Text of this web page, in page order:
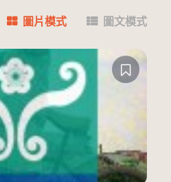
圖片模式 圖文模式